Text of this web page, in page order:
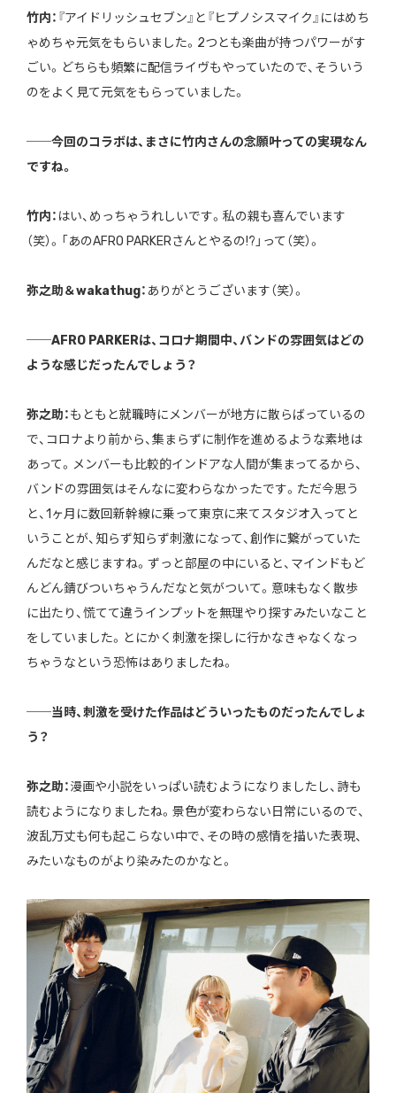
竹内： 『アイドリッシュセブン』と『ヒプノシスマイク』にはめち
ゃめちゃ元気をもらいました。2つとも楽曲が持つパワーがす
ごい。どちらも頻繁に配信ライヴもやっていたので、そういう
のをよく見て元気をもらっていました。
──今回のコラボは、まさに竹内さんの念願叶っての実現なん
ですね。
竹内： はい、めっちゃうれしいです。私の親も喜んでいます
（笑）。「あのAFRO PARKERさんとやるの!?」って（笑）。
弥之助＆wakathug： ありがとうございます（笑）。
──AFRO PARKERは、コロナ期間中、バンドの雰囲気はどの
ような感じだったんでしょう？
弥之助：もともと就職時にメンバーが地方に散らばっているの
で、コロナより前から、集まらずに制作を進めるような素地は
あって。メンバーも比較的インドアな人間が集まってるから、
バンドの雰囲気はそんなに変わらなかったです。ただ今思う
と、1ヶ月に数回新幹線に乗って東京に来てスタジオ入ってと
いうことが、知らず知らず刺激になって、創作に繋がっていた
んだなと感じますね。ずっと部屋の中にいると、マインドもど
んどん錆びついちゃうんだなと気がついて。意味もなく散歩
に出たり、慌てて違うインプットを無理やり探すみたいなこと
をしていました。とにかく刺激を探しに行かなきゃなくなっ
ちゃうなという恐怖はありましたね。
──当時、刺激を受けた作品はどういったものだったんでしょ
う？
弥之助：漫画や小説をいっぱい読むようになりましたし、詩も
読むようになりましたね。景色が変わらない日常にいるので、
波乱万丈も何も起こらない中で、その時の感情を描いた表現、
みたいなものがより染みたのかなと。